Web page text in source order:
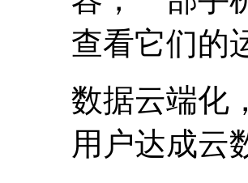
查看它们的
数据云端化
用户达成云